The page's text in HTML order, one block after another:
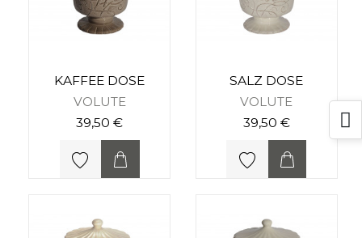
KAFFEE DOSE
VOLUTE
39,50 €
SALZ DOSE
VOLUTE
39,50 €